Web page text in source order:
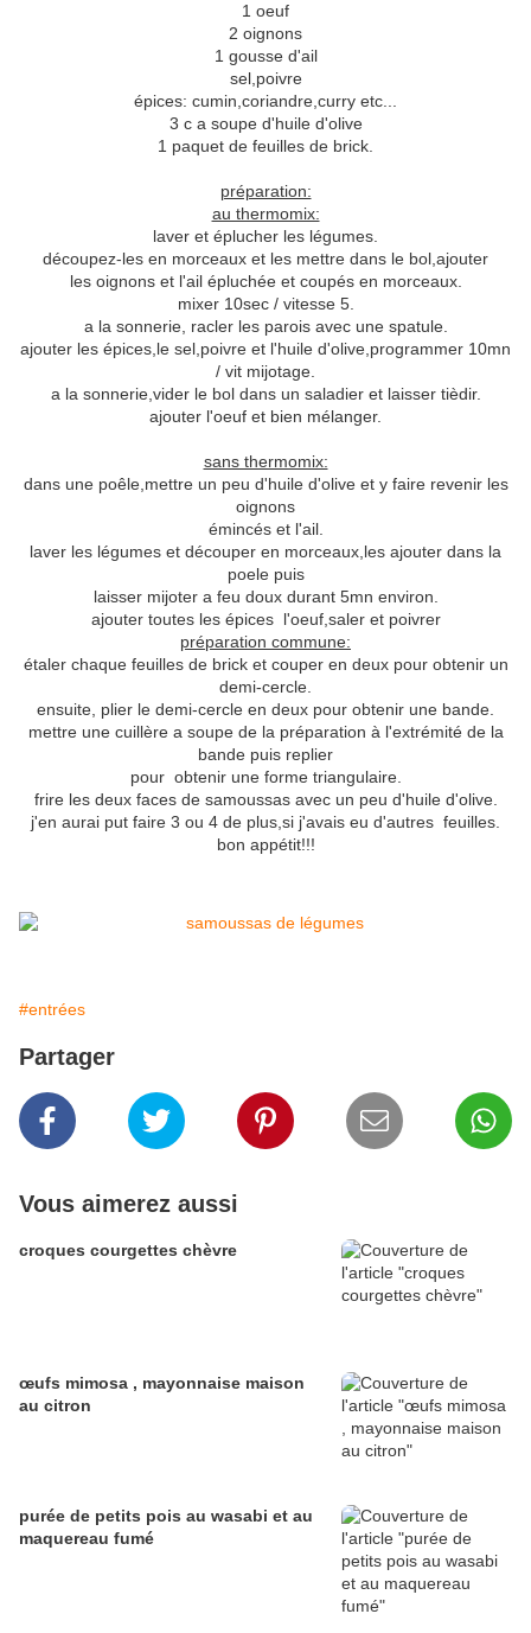
1 oeuf
2 oignons
1 gousse d'ail
sel,poivre
épices: cumin,coriandre,curry etc...
3 c a soupe d'huile d'olive
1 paquet de feuilles de brick.
préparation:
au thermomix:
laver et éplucher les légumes.
découpez-les en morceaux et les mettre dans le bol,ajouter
les oignons et l'ail épluchée et coupés en morceaux.
mixer 10sec / vitesse 5.
a la sonnerie, racler les parois avec une spatule.
ajouter les épices,le sel,poivre et l'huile d'olive,programmer 10mn
/ vit mijotage.
a la sonnerie,vider le bol dans un saladier et laisser tièdir.
ajouter l'oeuf et bien mélanger.
sans thermomix:
dans une poêle,mettre un peu d'huile d'olive et y faire revenir les
oignons
émincés et l'ail.
laver les légumes et découper en morceaux,les ajouter dans la
poele puis
laisser mijoter a feu doux durant 5mn environ.
ajouter toutes les épices l'oeuf,saler et poivrer
préparation commune:
étaler chaque feuilles de brick et couper en deux pour obtenir un
demi-cercle.
ensuite, plier le demi-cercle en deux pour obtenir une bande.
mettre une cuillère a soupe de la préparation à l'extrémité de la
bande puis replier
pour obtenir une forme triangulaire.
frire les deux faces de samoussas avec un peu d'huile d'olive.
j'en aurai put faire 3 ou 4 de plus,si j'avais eu d'autres feuilles.
bon appétit!!!
#entrées
Partager
Vous aimerez aussi
croques courgettes chèvre
œufs mimosa , mayonnaise maison
au citron
purée de petits pois au wasabi et au
maquereau fumé